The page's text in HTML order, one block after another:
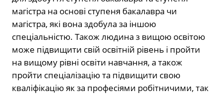
магістра на основі ступеня бакалавра чи
магістра, які вона здобула за іншою
спеціальністю. Також людина з вищою освітою
може підвищити свій освітній рівень і пройти
на вищому рівні освіти навчання, а також
пройти спеціалізацію та підвищити свою
кваліфікацію як за професіями робітничими, так